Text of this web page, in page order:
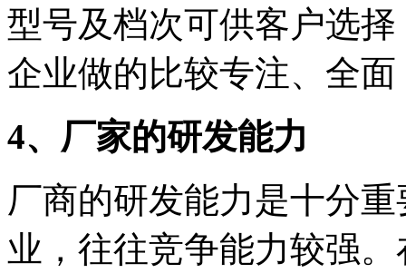
型号及档次可供客户选
企业做的比较专注、全
4、厂家的研发能力
厂商的研发能力是十分
业，往往竞争能力较强